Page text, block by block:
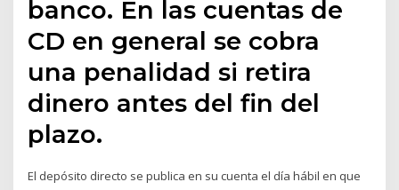
banco. En las cuentas de
CD en general se cobra
una penalidad si retira
dinero antes del fin del
plazo.
El depósito directo se publica en su cuenta el día hábil en que